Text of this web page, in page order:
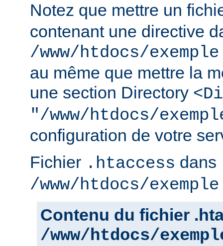
Notez que mettre un
contenant une directive
/www/htdocs/exemple
au même que mettre la
une section Directory
"/www/htdocs/
configuration de votre
Fichier .htaccess dans
/www/htdocs/exemple
Contenu du fichier
/www/htdocs/